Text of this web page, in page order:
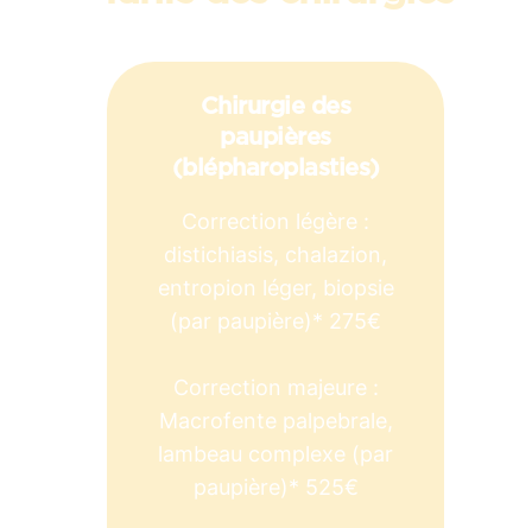
Chirurgie des
paupières
(blépharoplasties)
Correction légère :
distichiasis, chalazion,
entropion léger, biopsie
(par paupière)* 275€
Correction majeure :
Macrofente palpebrale,
lambeau complexe (par
paupière)* 525€